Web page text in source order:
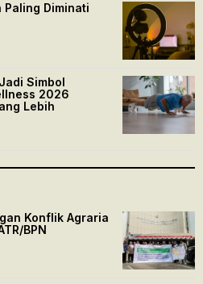
Diminati
Simbol
2026
Lebih
Konflik Agraria
BPN